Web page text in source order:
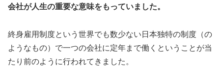
会社が人生の重要な意味をもっていました。
終身雇用制度という世界でも数少ない日本独特の制度（の
ようなもの）で一つの会社に定年まで働くということが当
たり前のように行われてきました。